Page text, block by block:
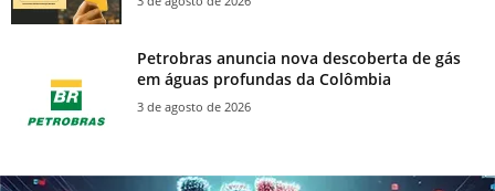
Petrobras anuncia nova descoberta de gás
em águas profundas da Colômbia
3 de agosto de 2026